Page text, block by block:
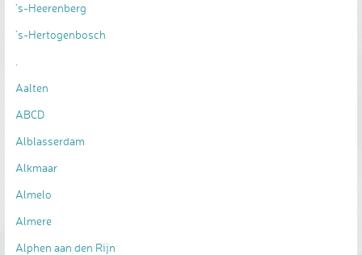
's-Heerenberg
's-Hertogenbosch
Aalten
ABCD
Alblasserdam
Alkmaar
Almelo
Almere
Alphen aan den Rijn